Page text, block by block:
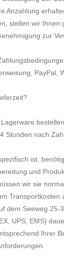
Anzahlung
stellen wir Ihnen
zur
PayPal,
Stunden nach
ist,
und
wir sie
Transportkosten
dem Seeweg 25-
UPS, EMS)
Ihrer